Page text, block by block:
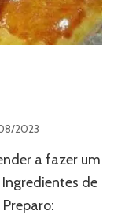
2023
a fazer um
de